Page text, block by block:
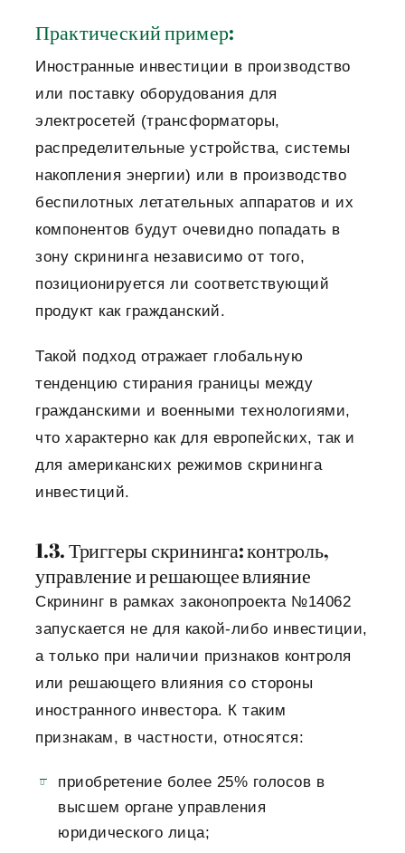
Практический пример:
Иностранные инвестиции в производство
или поставку оборудования для
электросетей (трансформаторы,
распределительные устройства, системы
накопления энергии) или в производство
беспилотных летательных аппаратов и их
компонентов будут очевидно попадать в
зону скрининга независимо от того,
позиционируется ли соответствующий
продукт как гражданский.
Такой подход отражает глобальную
тенденцию стирания границы между
гражданскими и военными технологиями,
что характерно как для европейских, так и
для американских режимов скрининга
инвестиций.
1.3. Триггеры скрининга: контроль,
управление и решающее влияние
Скрининг в рамках законопроекта №14062
запускается не для какой-либо инвестиции,
а только при наличии признаков контроля
или решающего влияния со стороны
иностранного инвестора. К таким
признакам, в частности, относятся:
приобретение более 25% голосов в
высшем органе управления
юридического лица;